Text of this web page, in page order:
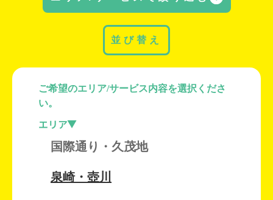
ご希望のエリア/サービス内容を選択くださ
い。
エリア
国際通り・久茂地
泉崎・壺川
並び替え